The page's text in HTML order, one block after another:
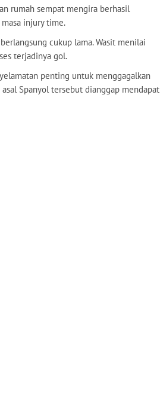
rumah sempat mengira berhasil
injury time.
cukup lama. Wasit menilai
terjadinya gol.
penting untuk menggagalkan
Spanyol tersebut dianggap mendapat